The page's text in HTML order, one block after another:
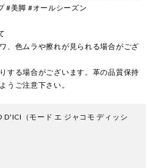
#美脚 #オールシーズン
、色ムラや擦れが見られる場合がござ
する場合がございます。革の品質保持
うご注意下さい。
D'ICI （モード エ ジャコモ ディッシ